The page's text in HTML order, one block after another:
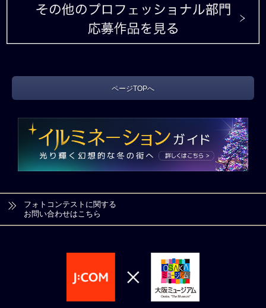
ページTOPへ
フォトコンテストに関する
お問い合わせはこちら